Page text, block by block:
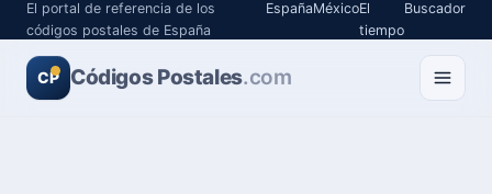
El portal de referencia de los
códigos postales de España
EspañaMéxicoEl
tiempo
Buscador
CP Códigos Postales.com